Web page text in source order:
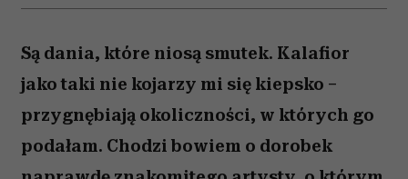
Są dania, które niosą smutek. Kalafior
jako taki nie kojarzy mi się kiepsko –
przygnębiają okoliczności, w których go
podałam. Chodzi bowiem o dorobek